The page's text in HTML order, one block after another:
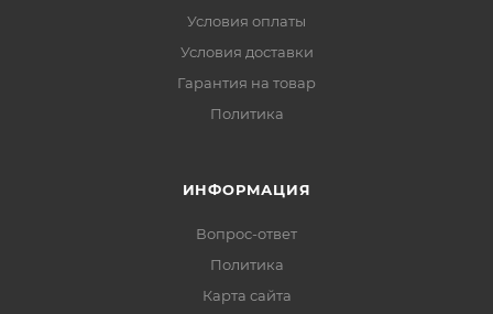
Условия оплаты
Условия доставки
Гарантия на товар
Политика
ИНФОРМАЦИЯ
Вопрос-ответ
Политика
Карта сайта